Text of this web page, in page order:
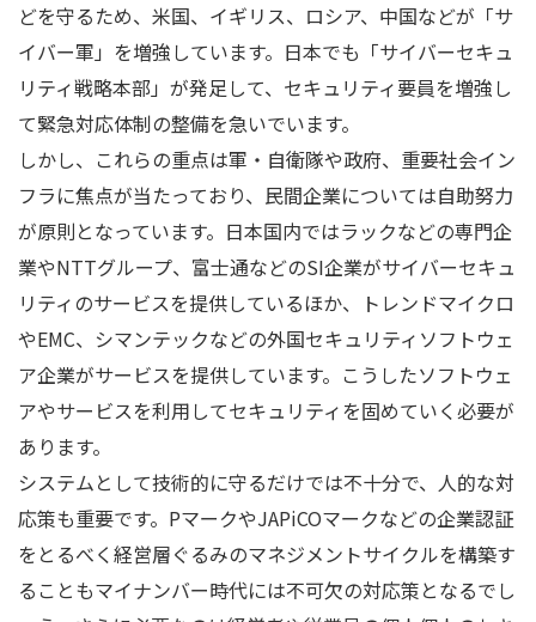
どを守るため、米国、イギリス、ロシア、中国などが「サ
イバー軍」を増強しています。日本でも「サイバーセキュ
リティ戦略本部」が発足して、セキュリティ要員を増強し
て緊急対応体制の整備を急いでいます。
しかし、これらの重点は軍・自衛隊や政府、重要社会イン
フラに焦点が当たっており、民間企業については自助努力
が原則となっています。日本国内ではラックなどの専門企
業やNTTグループ、富士通などのSI企業がサイバーセキュ
リティのサービスを提供しているほか、トレンドマイクロ
やEMC、シマンテックなどの外国セキュリティソフトウェ
ア企業がサービスを提供しています。こうしたソフトウェ
アやサービスを利用してセキュリティを固めていく必要が
あります。
システムとして技術的に守るだけでは不十分で、人的な対
応策も重要です。 PマークやJAPiCOマークなどの企業認証
をとるべく経営層ぐるみのマネジメントサイクルを構築す
ることもマイナンバー時代には不可欠の対応策となるでし